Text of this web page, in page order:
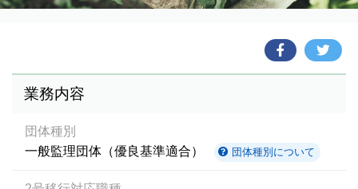
業務内容
団体種別
一般監理団体（優良基準適合）
団体種別について